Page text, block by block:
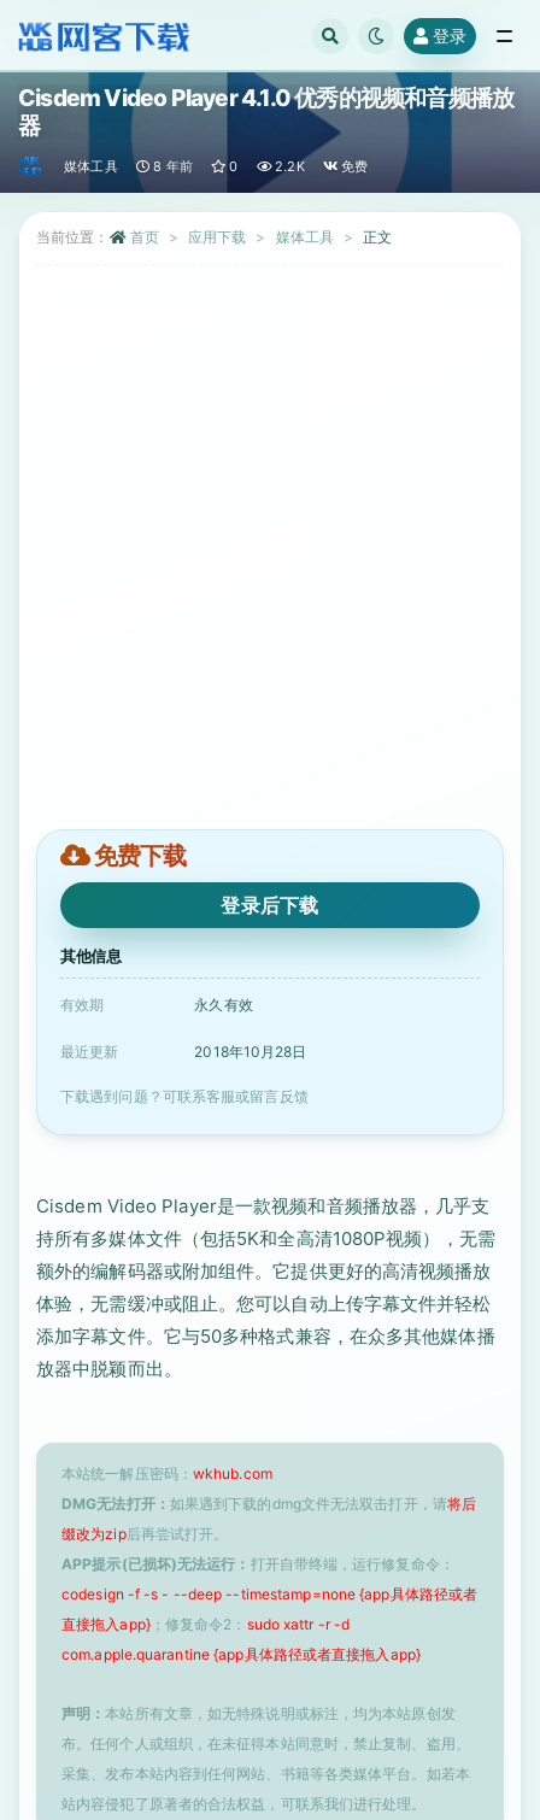
登录
Cisdem Video Player 4.1.0 优秀的视频和音频播放
器
媒体工具 8 年前 0 2.2K 免费
当前位置： 首页 应用下载 媒体工具 正文
免费下载
登录后下载
其他信息
有效期 永久有效
最近更新 2018年10月28日
下载遇到问题？可联系客服或留言反馈
Cisdem Video Player是一款视频和音频播放器，几乎支
持所有多媒体文件（包括5K和全高清1080P视频），无需
额外的编解码器或附加组件。它提供更好的高清视频播放
体验，无需缓冲或阻止。您可以自动上传字幕文件并轻松
添加字幕文件。它与50多种格式兼容，在众多其他媒体播
放器中脱颖而出。
本站统一解压密码： wkhub.com
DMG无法打开： 如果遇到下载的dmg文件无法双击打开，请将后
缀改为zip后再尝试打开。
APP提示(已损坏)无法运行： 打开自带终端，运行修复命令：
codesign -f -s - --deep --timestamp=none {app具体路径或者
直接拖入app}；修复命令2： sudo xattr -r -d
com.apple.quarantine {app具体路径或者直接拖入app}
声明：本站所有文章，如无特殊说明或标注，均为本站原创发
布。任何个人或组织，在未征得本站同意时，禁止复制、盗用、
采集、发布本站内容到任何网站、书籍等各类媒体平台。如若本
站内容侵犯了原著者的合法权益，可联系我们进行处理。
全部